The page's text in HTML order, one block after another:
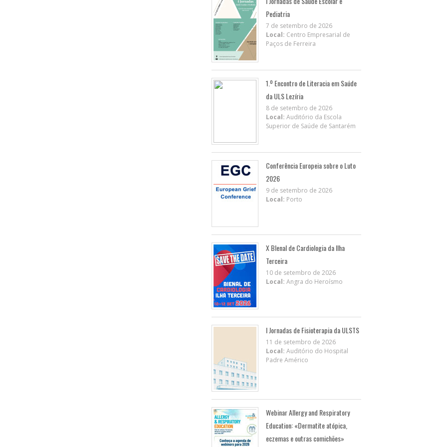
Pediatria
7 de setembro de 2026
Local: Centro Empresarial de
Paços de Ferreira
1.º Encontro de Literacia em Saúde
da ULS Lezíria
8 de setembro de 2026
Local: Auditório da Escola
Superior de Saúde de Santarém
Conferência Europeia sobre o Luto
2026
9 de setembro de 2026
Local: Porto
X BIenal de Cardiologia da Ilha
Terceira
10 de setembro de 2026
Local: Angra do Heroísmo
I Jornadas de Fisioterapia da ULSTS
11 de setembro de 2026
Local: Auditório do Hospital
Padre Américo
Webinar Allergy and Respiratory
Education: «Dermatite atópica,
eczemas e outras comichões»